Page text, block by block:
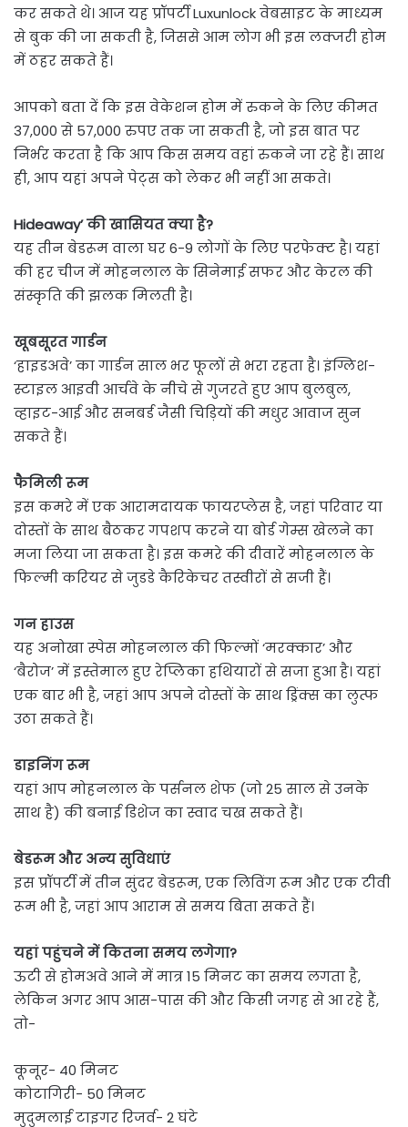
कर सकते थे। आज यह प्रॉपर्टी Luxunlock वेबसाइट के माध्यम
से बुक की जा सकती है, जिससे आम लोग भी इस लक्जरी होम
में ठहर सकते हैं।
आपको बता दें कि इस वेकेशन होम में रुकने के लिए कीमत
37,000 से 57,000 रुपए तक जा सकती है, जो इस बात पर
निर्भर करता है कि आप किस समय वहां रुकने जा रहे हैं। साथ
ही, आप यहां अपने पेट्स को लेकर भी नहीं आ सकते।
Hideaway’ की खासियत क्या है?
यह तीन बेडरूम वाला घर 6-9 लोगों के लिए परफेक्ट है। यहां
की हर चीज में मोहनलाल के सिनेमाई सफर और केरल की
संस्कृति की झलक मिलती है।
खूबसूरत गार्डन
‘हाइडअवे’ का गार्डन साल भर फूलों से भरा रहता है। इंग्लिश-
स्टाइल आइवी आर्चवे के नीचे से गुजरते हुए आप बुलबुल,
व्हाइट-आई और सनबर्ड जैसी चिड़ियों की मधुर आवाज सुन
सकते हैं।
फैमिली रूम
इस कमरे में एक आरामदायक फायरप्लेस है, जहां परिवार या
दोस्तों के साथ बैठकर गपशप करने या बोर्ड गेम्स खेलने का
मजा लिया जा सकता है। इस कमरे की दीवारें मोहनलाल के
फिल्मी करियर से जुडडे कैरिकेचर तस्वीरों से सजी हैं।
गन हाउस
यह अनोखा स्पेस मोहनलाल की फिल्मों ‘मरक्कार’ और
‘बैरोज’ में इस्तेमाल हुए रेप्लिका हथियारों से सजा हुआ है। यहां
एक बार भी है, जहां आप अपने दोस्तों के साथ ड्रिंक्स का लुत्फ
उठा सकते हैं।
डाइनिंग रूम
यहां आप मोहनलाल के पर्सनल शेफ (जो 25 साल से उनके
साथ है) की बनाई डिशेज का स्वाद चख सकते हैं।
बेडरूम और अन्य सुविधाएं
इस प्रॉपर्टी में तीन सुंदर बेडरूम, एक लिविंग रूम और एक टीवी
रूम भी है, जहां आप आराम से समय बिता सकते हैं।
यहां पहुंचने में कितना समय लगेगा?
ऊटी से होमअवे आने में मात्र 15 मिनट का समय लगता है,
लेकिन अगर आप आस-पास की और किसी जगह से आ रहे हैं,
तो-
कूनूर- 40 मिनट
कोटागिरी- 50 मिनट
मुदुमलाई टाइगर रिजर्व- 2 घंटे